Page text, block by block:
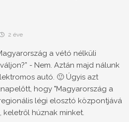
2 éve
a vétó nélküli
- Nem. Aztán majd nálunk
autó. 🙂 Úgyis azt
hogy "Magyarország a
légi elosztó központjává
keletről húznak minket.